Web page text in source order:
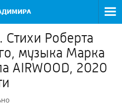
Стихи Роберта
музыка Марка
AIRWOOD, 2020